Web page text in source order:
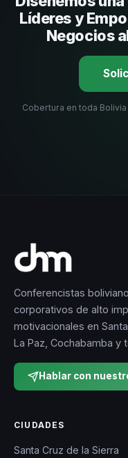
selección estratégica
Líderes y
Negocios
Cobertura en toda Bolivia
Conferencistas
corporativos de alto
motivacionales en
La Paz, Cochabamba y
Hablar con
CIUDADES
Santa Cruz de la Sierra